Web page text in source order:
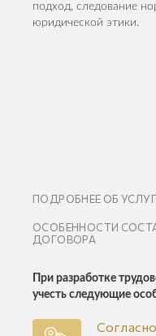
подход, следование
юридической этики.
ПОДРОБНЕЕ ОБ
ОСОБЕННОСТИ
ДОГОВОРА
При разработке
учесть следующие